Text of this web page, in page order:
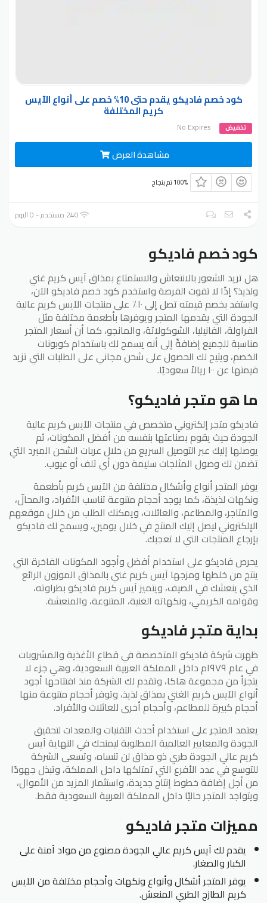
كود خصم فاديكو يقدم حتى 10% خصم على أنواع الآيس
كريم المختلفة
تخفيض No Expires
مشاهدة العرض
100% تم بنجاح
240 مستخدم - 0 اليوم
كود خصم فاديكو
هل تريد الشعور بالانتعاش والاستمتاع بمذاق آيس كريم غني
ولذيذ؟ إذًا لا تفوت الفرصة واستخدم كود خصم فاديكو الآن،
واستفد بخصم قيمته تصل إلى ١٠٪ على منتجات الآيس كريم عالية
الجودة التي يقدمها المتجر ويوفرها بأطعمة مختلفة مثل
الفراولة، الفانيليا، الشوكولاتة، والمانجو، كما أن أسعار المتجر
مناسبة للجميع إضافةً إلى أنه يسمح لك باستخدام كوبونات
الخصم، ويتيح لك الحصول على شحن مجاني على الطلبات التي تزيد
قيمتها عن ١٠٠ ريالاً سعوديًا.
ما هو متجر فاديكو؟
فاديكو متجر إلكتروني متخصص في منتجات الآيس كريم عالية
الجودة حيث يقوم بصناعتها بنفسه من أفضل المكونات، ثم
يوصلها إليك عبر التوصيل السريع من خلال عربات الشحن المبرد التي
تضمن لك وصول المثلجات سليمة دون أي تلف أو عيوب.
يوفر المتجر أنواع وأشكال مختلفة من الآيس كريم بأطعمة
ونكهات لذيذة، كما يوجد أحجام متنوعة تناسب الأفراد، والمحالّ،
والمتاجر، والمطاعم، والعائلات، ويمكنك الطلب من خلال موقعهم
الإلكتروني ليصل إليك المنتج في خلال يومين، ويسمح لك فاديكو
بإرجاع المنتجات التي لا تعجبك.
يحرص فاديكو على استخدام أفضل وأجود المكونات الفاخرة التي
ينتج من خلطها ومزجها آيس كريم غني بالمذاق الموزون الرائع
الذي ينعشك في الصيف، ويتميز آيس كريم فاديكو بطراوته،
وقوامه الكريمي، ونكهاته الغنية، المتنوعة، والمنعشة.
بداية متجر فاديكو
ظهرت شركة فاديكو المتخصصة في قطاع الأغذية والمشروبات
في عام ١٩٧٩م داخل المملكة العربية السعودية، وهي جزء لا
يتجزأ من مجموعة هاكا، وتقدم لك الشركة منذ افتتاحها أجود
أنواع الآيس كريم الغني بمذاق لذيذ، وتوفر أحجام متنوعة منها
أحجام كبيرة للمطاعم، وأحجام أخرى للعائلات والأفراد.
يعتمد المتجر على استخدام أحدث التقنيات والمعدات لتحقيق
الجودة والمعايير العالمية المطلوبة ليمنحك في النهاية آيس
كريم عالي الجودة طري ذو مذاق لن تنساه، وتسعى الشركة
للتوسع في عدد الأفرع التي تمتلكها داخل المملكة، وتبذل جهودًا
من أجل إضافة خطوط إنتاج جديدة، واستثمار المزيد من الأموال،
ويتواجد المتجر حاليًا داخل المملكة العربية السعودية فقط.
مميزات متجر فاديكو
يقدم لك آيس كريم عالي الجودة مصنوع من مواد آمنة على
الكبار والصغار.
يوفر المتجر أشكال وأنواع ونكهات وأحجام مختلفة من الآيس
كريم الطازج الطري المنعش.